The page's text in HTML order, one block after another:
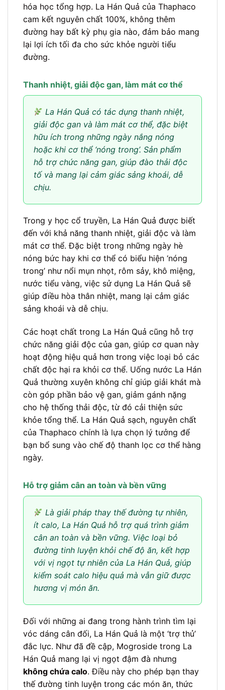
hóa học tổng hợp. La Hán Quả của Thaphaco
cam kết nguyên chất 100%, không thêm
đường hay bất kỳ phụ gia nào, đảm bảo mang
lại lợi ích tối đa cho sức khỏe người tiểu
đường.
Thanh nhiệt, giải độc gan, làm mát cơ thể
La Hán Quả có tác dụng thanh nhiệt,
giải độc gan và làm mát cơ thể, đặc biệt
hữu ích trong những ngày nắng nóng
hoặc khi cơ thể ‘nóng trong’. Sản phẩm
hỗ trợ chức năng gan, giúp đào thải độc
tố và mang lại cảm giác sảng khoái, dễ
chịu.
Trong y học cổ truyền, La Hán Quả được biết
đến với khả năng thanh nhiệt, giải độc và làm
mát cơ thể. Đặc biệt trong những ngày hè
nóng bức hay khi cơ thể có biểu hiện ‘nóng
trong’ như nổi mụn nhọt, rôm sảy, khô miệng,
nước tiểu vàng, việc sử dụng La Hán Quả sẽ
giúp điều hòa thân nhiệt, mang lại cảm giác
sảng khoái và dễ chịu.
Các hoạt chất trong La Hán Quả cũng hỗ trợ
chức năng giải độc của gan, giúp cơ quan này
hoạt động hiệu quả hơn trong việc loại bỏ các
chất độc hại ra khỏi cơ thể. Uống nước La Hán
Quả thường xuyên không chỉ giúp giải khát mà
còn góp phần bảo vệ gan, giảm gánh nặng
cho hệ thống thải độc, từ đó cải thiện sức
khỏe tổng thể. La Hán Quả sạch, nguyên chất
của Thaphaco chính là lựa chọn lý tưởng để
bạn bổ sung vào chế độ thanh lọc cơ thể hàng
ngày.
Hỗ trợ giảm cân an toàn và bền vững
Là giải pháp thay thế đường tự nhiên,
ít calo, La Hán Quả hỗ trợ quá trình giảm
cân an toàn và bền vững. Việc loại bỏ
đường tinh luyện khỏi chế độ ăn, kết hợp
với vị ngọt tự nhiên của La Hán Quả, giúp
kiểm soát calo hiệu quả mà vẫn giữ được
hương vị món ăn.
Đối với những ai đang trong hành trình tìm lại
vóc dáng cân đối, La Hán Quả là một ‘trợ thủ’
đắc lực. Như đã đề cập, Mogroside trong La
Hán Quả mang lại vị ngọt đậm đà nhưng
không chứa calo. Điều này cho phép bạn thay
thế đường tinh luyện trong các món ăn, thức